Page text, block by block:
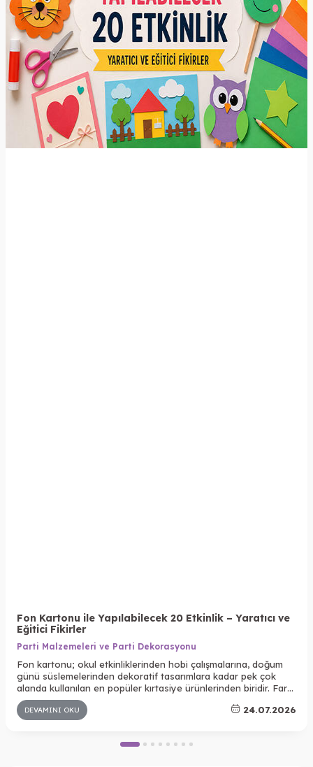
Fon Kartonu ile Yapılabilecek 20 Etkinlik – Yaratıcı ve
Eğitici Fikirler
Parti Malzemeleri ve Parti Dekorasyonu
Fon kartonu; okul etkinliklerinden hobi çalışmalarına, doğum
günü süslemelerinden dekoratif tasarımlara kadar pek çok
alanda kullanılan en popüler kırtasiye ürünlerinden biridir. Farklı
renk seçenekleri, kolay kesilebilmesi ve dayanıklı yapısı
sayesinde hem çocuklar hem de yetişkinler için yaratıcı
projelerin vazgeçilmez malzemelerinden biridir.
DEVAMINI OKU 24.07.2026